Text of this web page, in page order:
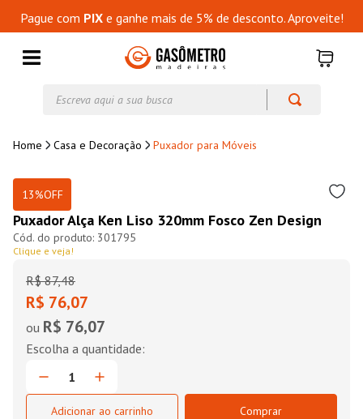
Pague com PIXe ganhe mais de 5% de desconto. Aproveite!
Casa e Decoração Puxador para Móveis
13%OFF
Puxador Alça Ken Liso 320mm Fosco Zen Design
301795
Clique e veja!
R$ 87,48
R$ 76,07
ou R$ 76,07
Adicionar ao carrinho Comprar